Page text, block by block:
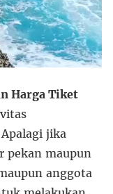
Harga Tiket
jika
pekan maupun
anggota